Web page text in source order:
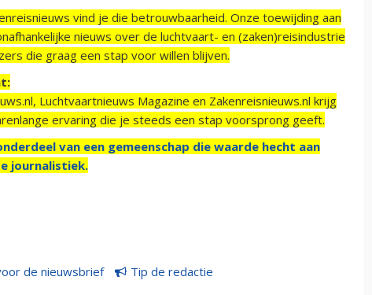
vind je die betrouwbaarheid. Onze toewijding aan
nieuws over de luchtvaart- en (zaken)reisindustrie
die graag een stap voor willen blijven.
Luchtvaartnieuws Magazine en Zakenreisnieuws.nl krijg
ervaring die je steeds een stap voorsprong geeft.
van een gemeenschap die waarde hecht aan
journalistiek.
de nieuwsbrief Tip de redactie